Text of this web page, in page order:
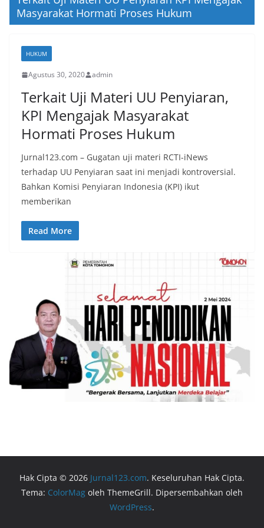
Masyarakat Hormati Proses Hukum
HUKUM
Agustus 30, 2020 admin
Terkait Uji Materi UU Penyiaran,
KPI Mengajak Masyarakat
Hormati Proses Hukum
Jurnal123.com – Gugatan uji materi RCTI-iNews
terhadap UU Penyiaran saat ini menjadi kontroversial.
Bahkan Komisi Penyiaran Indonesia (KPI) ikut
memberikan
Read More
Hak Cipta © 2026 Jurnal123.com. Keseluruhan Hak Cipta.
Tema: ColorMag oleh ThemeGrill. Dipersembahkan oleh
WordPress.